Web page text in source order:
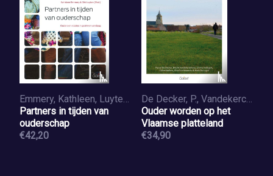
Emmery, Kathleen, Luyten, Dirk
Partners in tijden van
ouderschap
€42,20
De Decker, P., Vandekerckhove, B., Volckaert, E., Wellens, C.
Ouder worden op het
Vlaamse platteland
€34,90